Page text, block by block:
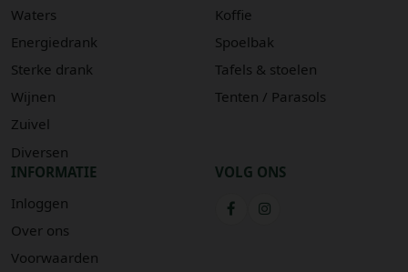
Waters
Energiedrank
Sterke drank
Wijnen
Zuivel
Diversen
Koffie
Spoelbak
Tafels & stoelen
Tenten / Parasols
INFORMATIE
Inloggen
Over ons
Voorwaarden
VOLG ONS